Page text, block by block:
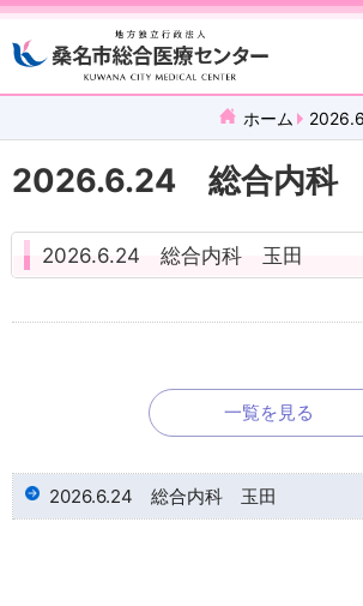
ホーム
2026.6.24 総合内科
2026.6.24 総合内科 玉田
一覧を見る
2026.6.24 総合内科 玉田